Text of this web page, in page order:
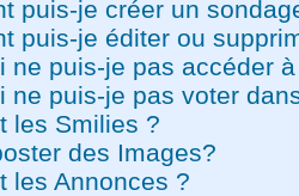
puis-je créer un
puis-je éditer ou
ne puis-je pas accéder
ne puis-je pas voter
les Smilies ?
des Images?
les Annonces ?